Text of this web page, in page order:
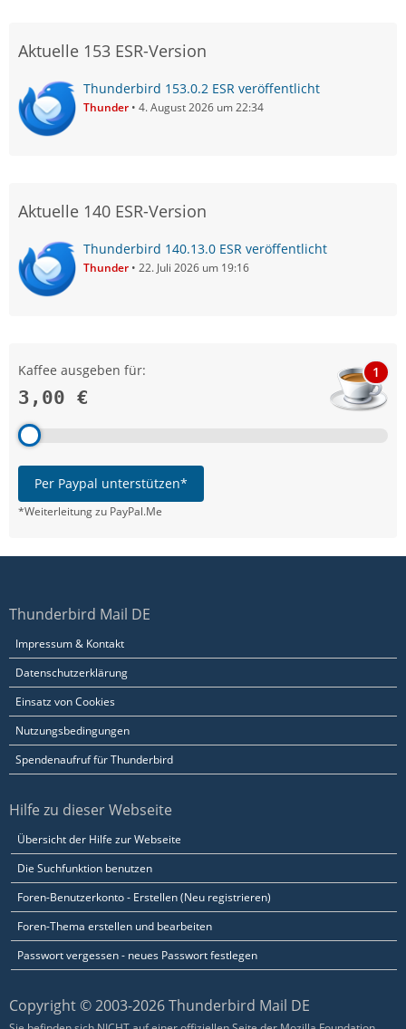
Aktuelle 153 ESR-Version
Thunderbird 153.0.2 ESR veröffentlicht
Thunder 4. August 2026 um 22:34
Aktuelle 140 ESR-Version
Thunderbird 140.13.0 ESR veröffentlicht
Thunder 22. Juli 2026 um 19:16
Kaffee ausgeben für:
3,00 €
1
Per Paypal unterstützen*
*Weiterleitung zu PayPal.Me
Thunderbird Mail DE
Impressum & Kontakt
Datenschutzerklärung
Einsatz von Cookies
Nutzungsbedingungen
Spendenaufruf für Thunderbird
Hilfe zu dieser Webseite
Übersicht der Hilfe zur Webseite
Die Suchfunktion benutzen
Foren-Benutzerkonto - Erstellen (Neu registrieren)
Foren-Thema erstellen und bearbeiten
Passwort vergessen - neues Passwort festlegen
Copyright © 2003-2026 Thunderbird Mail DE